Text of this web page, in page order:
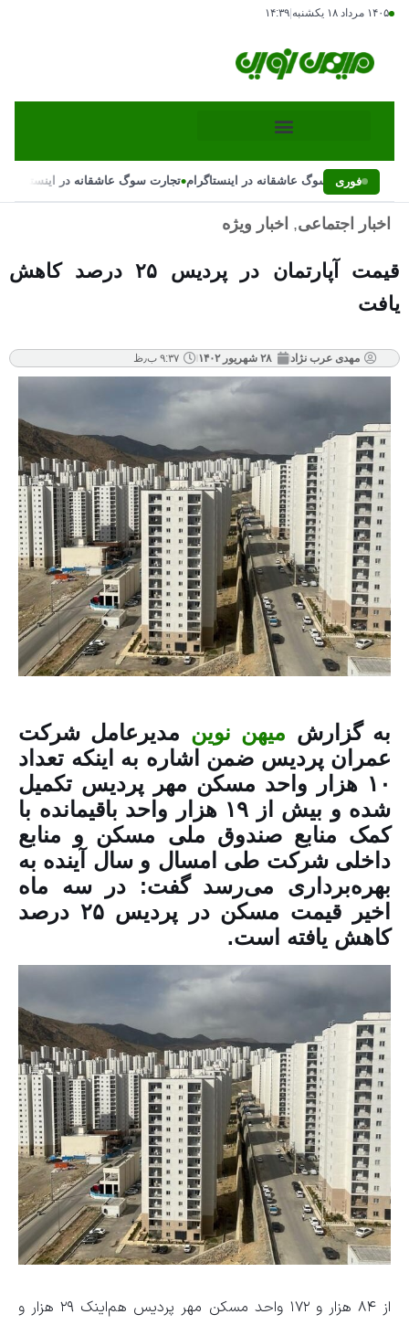
۱۴۰۵ مرداد ۱۸ یکشنبه ۱۴:۳۹
فوری
تجارت سوگ عاشقانه در اینستاگرام•تجارت سوگ عاشقانه در اینستاگرام
اخبار اجتماعی, اخبار ویژه
قیمت آپارتمان در پردیس ۲۵ درصد کاهش
یافت
مهدی عرب نژاد ۲۸ شهریور ۱۴۰۲ ۹:۳۷ ب٫ظ
به گزارش میهن نوین مدیرعامل شرکت
عمران پردیس ضمن اشاره به اینکه تعداد
۱۰ هزار واحد مسکن مهر پردیس تکمیل
شده و بیش از ۱۹ هزار واحد باقیمانده با
کمک منابع صندوق ملی مسکن و منابع
داخلی شرکت طی امسال و سال آینده به
بهره‌برداری می‌رسد گفت: در سه ماه
اخیر قیمت مسکن در پردیس ۲۵ درصد
کاهش یافته است.
از ۸۴ هزار و ۱۷۲ واحد مسکن مهر پردیس هم‌اینک ۲۹ هزار و